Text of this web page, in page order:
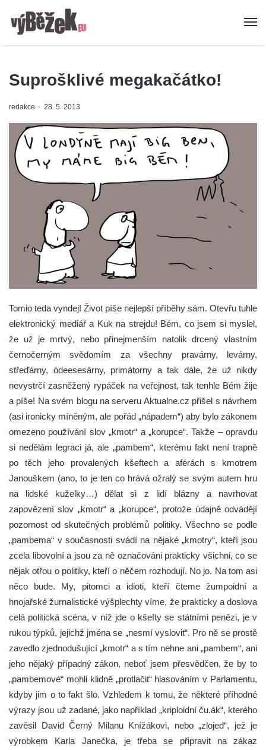
Suprošklivé megakačátko!
redakce 28. 5. 2013
Tomio teda vyndej! Život píše nejlepší příběhy sám. Otevřu tuhle
elektronický mediář a Kuk na strejdu! Bém, co jsem si myslel,
že už je mrtvý, nebo přinejmenším natolik drcený vlastním
černočerným svědomím za všechny pravárny, levárny,
střeďárny, ódeesesárny, primátorny a tak dále, že už nikdy
nevystrčí zasněžený rypáček na veřejnost, tak tenhle Bém žije
a píše! Na svém blogu na serveru Aktualne.cz přišel s návrhem
(asi ironicky míněným, ale pořád „nápadem“) aby bylo zákonem
omezeno používání slov „kmotr“ a „korupce“. Takže – opravdu
si nedělám legraci já, ale „pambem“, kterému fakt není trapně
po těch jeho provalených kšeftech a aférách s kmotrem
Janouškem (ano, to je ten co hrává ožralý se svým autem hru
na lidské kuželky…) dělat si z lidí blázny a navrhovat
zapovězení slov „kmotr“ a „korupce“, protože údajně odvádějí
pozornost od skutečných problémů politiky. Všechno se podle
„pambema“ v současnosti svádí na nějaké „kmotry“, kteří jsou
zcela libovolní a jsou za ně označováni prakticky všichni, co se
nějak otřou o politiky, kteří o něčem rozhodují. No jo. Na tom asi
něco bude. My, pitomci a idioti, kteří čteme žumpoidní a
hnojařské žurnalistické výšplechty víme, že prakticky a doslova
celá politická scéna, v níž jde o kšefty se státními penězi, je v
rukou týpků, jejichž jména se „nesmí vyslovit“. Pro ně se prostě
zavedlo zjednodušující „kmotr“ a s tím nehne ani „pambem“, ani
jeho nějaký případný zákon, neboť jsem přesvědčen, že by to
„pambemové“ mohli klidně „protlačit“ hlasováním v Parlamentu,
kdyby jim o to fakt šlo. Vzhledem k tomu, že některé příhodné
výrazy jsou už zadané, jako například „kriploidní ču.ák“, kterého
zavěsil David Černý Milanu Knížákovi, nebo „zlojed“, jež je
výrobkem Karla Janečka, je třeba se připravit na zákaz